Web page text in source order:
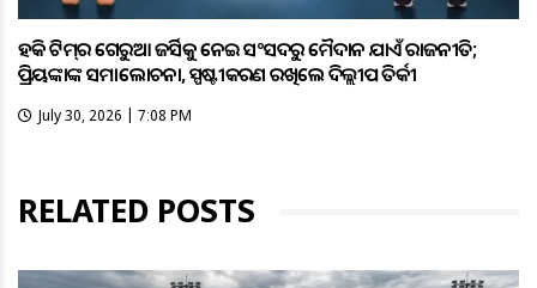
ହକି ଟିମ୍‌ର ଗେରୁଆ ଜର୍ସିକୁ ନେଇ ସଂସଦରୁ ମୈଦାନ ଯାଏଁ ରାଜନୀତି;
ପ୍ରିୟଙ୍କାଙ୍କ ସମାଲୋଚନା, ସ୍ପଷ୍ଟୀକରଣ ରଖିଲେ ଦିଲ୍ଲୀପ ତିର୍କୀ
July 30, 2026 | 7:08 PM
RELATED POSTS